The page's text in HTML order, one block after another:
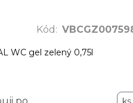
Kód :
WC gel zelený 0,75l